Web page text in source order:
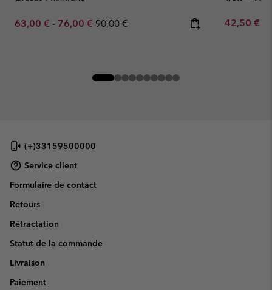
Minimum sale price:
63,00 € - Maximum sale price:
76,00 € Regular price:
90,00 € Minimum
42,50 €
(+)33159500000
Service client
Formulaire de contact
Retours
Rétractation
Statut de la commande
Livraison
Paiement